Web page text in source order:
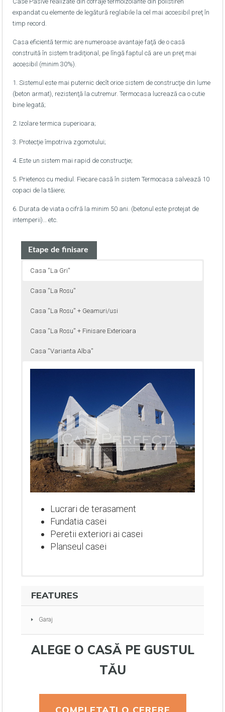
expandat cu elemente de legătură reglabile la cel mai accesibil preţ în
timp record.
Casa eficientă termic are numeroase avantaje faţă de o casă
construită în sistem tradiţional, pe lîngă faptul că are un preţ mai
accesibil (minim 30%).
1. Sistemul este mai puternic decît orice sistem de construcţie din lume
(beton armat), rezistenţă la cutremur. Termocasa lucrează ca o cutie
bine legată;
2. Izolare termica superioara;
3. Protecţie împotriva zgomotului;
4. Este un sistem mai rapid de construcţie;
5. Prietenos cu mediul. Fiecare casă în sistem Termocasa salvează 10
copaci de la tăiere;
6. Durata de viata o cifră la minim 50 ani. (betonul este protejat de
intemperii)… etc.
Etape de finisare
Casa ''La Gri''
Casa ''La Rosu''
Casa ''La Rosu'' + Geamuri/usi
Casa ''La Rosu'' + Finisare Exterioara
Casa ''Varianta Alba''
Lucrari de terasament
Fundatia casei
Peretii exteriori ai casei
Planseul casei
FEATURES
Garaj
ALEGE O CASĂ PE GUSTUL
TĂU